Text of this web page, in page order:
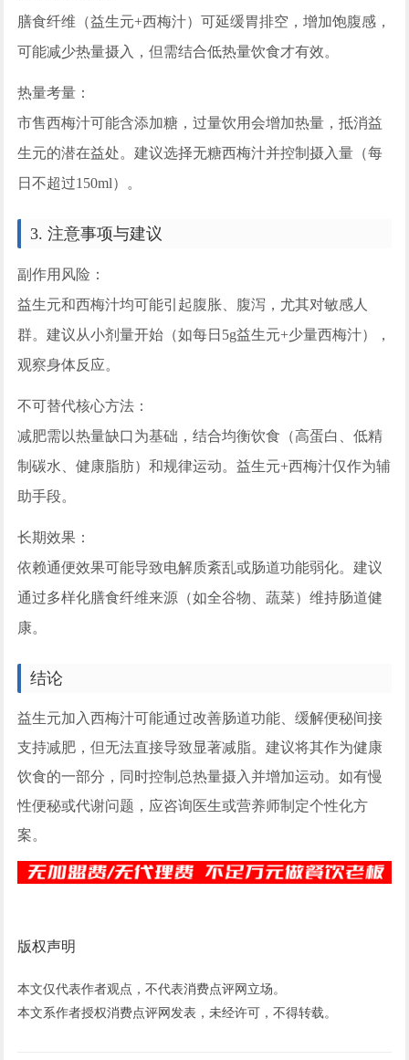
膳食纤维（益生元+西梅汁）可延缓胃排空，增加饱腹感，
可能减少热量摄入，但需结合低热量饮食才有效。
热量考量：
市售西梅汁可能含添加糖，过量饮用会增加热量，抵消益
生元的潜在益处。建议选择无糖西梅汁并控制摄入量（每
日不超过150ml）。
3. 注意事项与建议
副作用风险：
益生元和西梅汁均可能引起腹胀、腹泻，尤其对敏感人
群。建议从小剂量开始（如每日5g益生元+少量西梅汁），
观察身体反应。
不可替代核心方法：
减肥需以热量缺口为基础，结合均衡饮食（高蛋白、低精
制碳水、健康脂肪）和规律运动。益生元+西梅汁仅作为辅
助手段。
长期效果：
依赖通便效果可能导致电解质紊乱或肠道功能弱化。建议
通过多样化膳食纤维来源（如全谷物、蔬菜）维持肠道健
康。
结论
益生元加入西梅汁可能通过改善肠道功能、缓解便秘间接
支持减肥，但无法直接导致显著减脂。建议将其作为健康
饮食的一部分，同时控制总热量摄入并增加运动。如有慢
性便秘或代谢问题，应咨询医生或营养师制定个性化方
案。
版权声明
本文仅代表作者观点，不代表消费点评网立场。
本文系作者授权消费点评网发表，未经许可，不得转载。